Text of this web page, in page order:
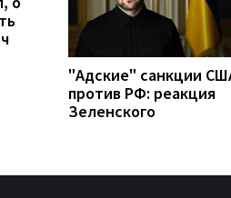
"Адские" санкции
против РФ: реакция
Зеленского